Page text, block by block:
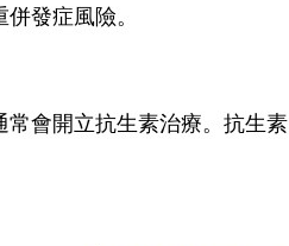
發症風險。
會開立抗生素治療。抗生素